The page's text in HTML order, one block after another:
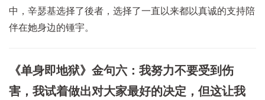
中，辛瑟基选择了後者，选择了一直以来都以真诚的支持陪
伴在她身边的锺宇。
《单身即地狱》金句六：我努力不要受到伤
害，我试着做出对大家最好的决定，但这让我